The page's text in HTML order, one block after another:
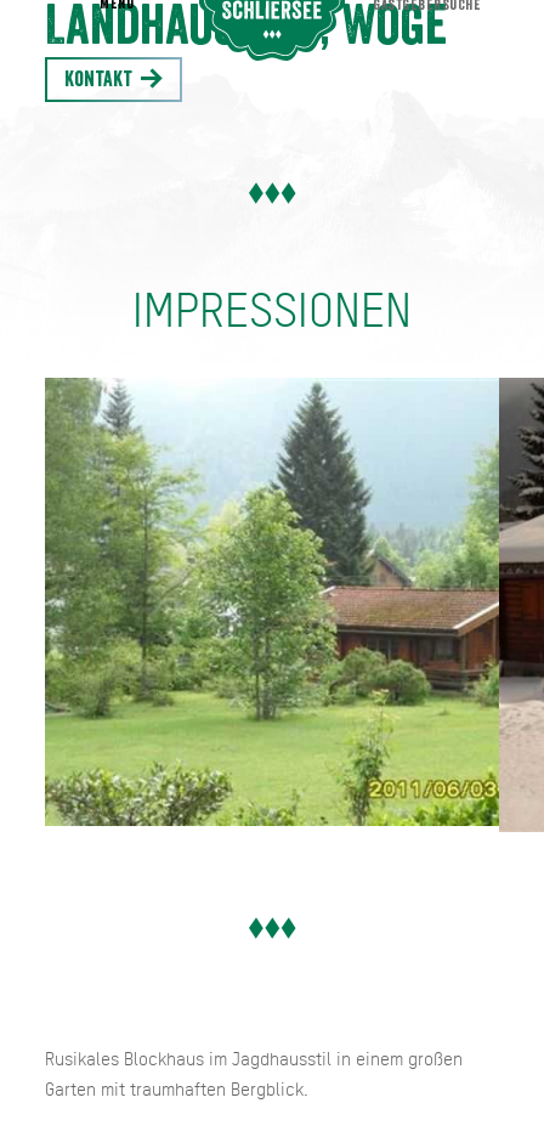
Landhaus Didi, Woge
Kontakt
IMPRESSIONEN
Rusikales Blockhaus im Jagdhausstil in einem großen
Garten mit traumhaften Bergblick.
MENU GASTGEBERSUCHE